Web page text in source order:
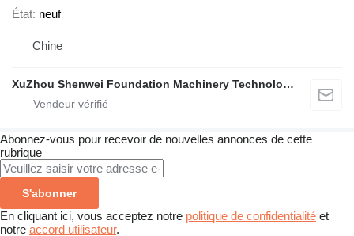
État neuf
Chine
XuZhou Shenwei Foundation Machinery Technology
Abonnez-vous pour recevoir de nouvelles annonces de cette
rubrique
S'abonner
En cliquant ici, vous acceptez notre politique de confidentialité et
notre accord utilisateur.